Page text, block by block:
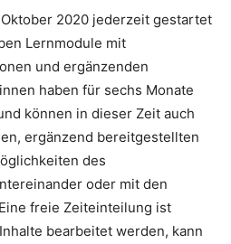
Oktober 2020 jederzeit gestartet
Lernmodule mit
und ergänzenden
haben für sechs Monate
können in dieser Zeit auch
ergänzend bereitgestellten
des
oder mit den
freie Zeiteinteilung ist
bearbeitet werden, kann